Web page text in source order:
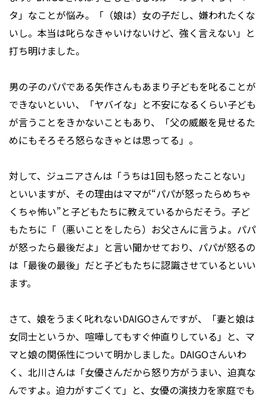
タ」なことが悩み。「（娘は）女の子だし、嫌われたくな
いし。本当は叱らなきゃいけないけど、強く言えない」と
打ち明けました。
男の子のパパである矢作さんもあまり子どもを叱ることが
できないといい、「ヤバイな」と不安になるくらい子ども
が言うことをきかないこともあり、「父の威厳を見せるた
めにもそろそろ怒らなきゃとは思ってる」。
対して、ジュニアさんは「うちは1回も怒ったことない」
といいますが、その理由はママが“パパが怒ったらめちゃ
くちゃ怖い”と子どもたちに教えているからだそう。子ど
もたちに「（悪いことをしたら）お父さんに言うよ。パパ
が怒ったら最後だよ」と言い聞かせており、パパが怒るの
は「最後の最後」だと子どもたちに認識させているといい
ます。
さて、娘をうまく叱れないDAIGOさんですが、「妻と娘は
女同士というか、喧嘩してもすぐ仲直りしている」と、マ
マと娘の関係性について明かしました。DAIGOさんいわ
く、北川さんは「女優さんだから怒り方がうまい、迫真な
んですよ。迫力がすごくて」と、女優の演技力を家庭でも